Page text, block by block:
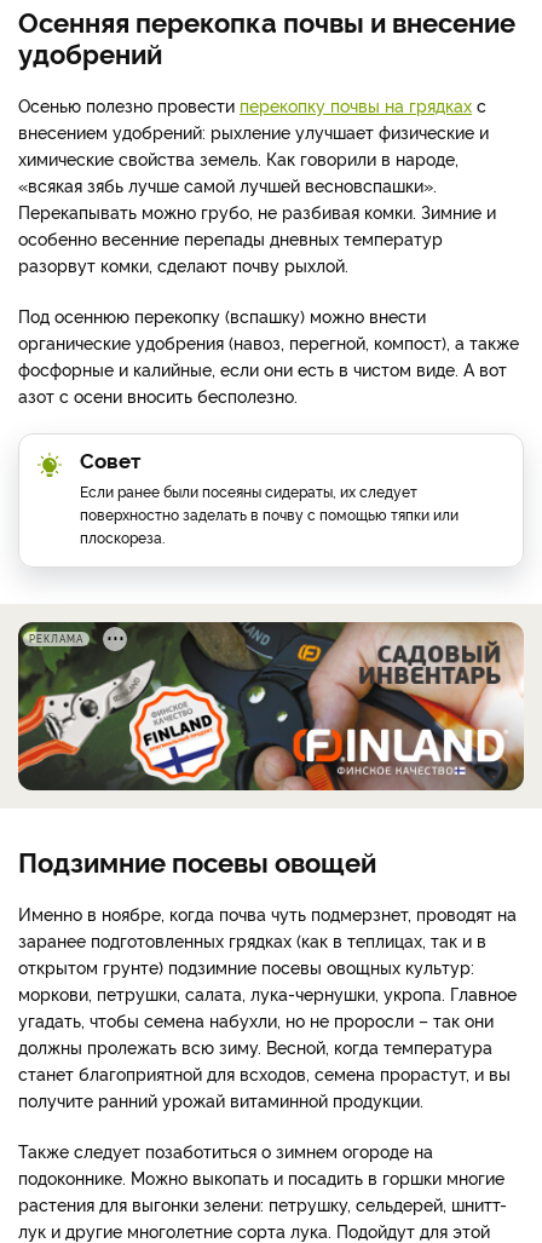
Осенняя перекопка почвы и внесение
удобрений
Осенью полезно провести перекопку почвы на грядках с
внесением удобрений: рыхление улучшает физические и
химические свойства земель. Как говорили в народе,
«всякая зябь лучше самой лучшей весновспашки».
Перекапывать можно грубо, не разбивая комки. Зимние и
особенно весенние перепады дневных температур
разорвут комки, сделают почву рыхлой.
Под осеннюю перекопку (вспашку) можно внести
органические удобрения (навоз, перегной, компост), а также
фосфорные и калийные, если они есть в чистом виде. А вот
азот с осени вносить бесполезно.
Совет
Если ранее были посеяны сидераты, их следует
поверхностно заделать в почву с помощью тяпки или
плоскореза.
РЕКЛАМА
Подзимние посевы овощей
Именно в ноябре, когда почва чуть подмерзнет, проводят на
заранее подготовленных грядках (как в теплицах, так и в
открытом грунте) подзимние посевы овощных культур:
моркови, петрушки, салата, лука-чернушки, укропа. Главное
угадать, чтобы семена набухли, но не проросли – так они
должны пролежать всю зиму. Весной, когда температура
станет благоприятной для всходов, семена прорастут, и вы
получите ранний урожай витаминной продукции.
Также следует позаботиться о зимнем огороде на
подоконнике. Можно выкопать и посадить в горшки многие
растения для выгонки зелени: петрушку, сельдерей, шнитт-
лук и другие многолетние сорта лука. Подойдут для этой